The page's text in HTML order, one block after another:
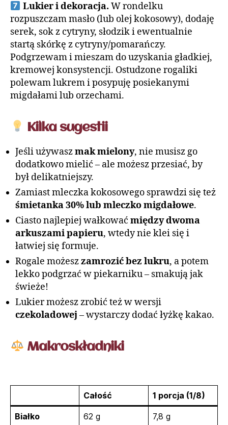
Lukier i dekoracja. W rondelku
rozpuszczam masło (lub olej kokosowy), dodaję
serek, sok z cytryny, słodzik i ewentualnie
startą skórkę z cytryny/pomarańczy.
Podgrzewam i mieszam do uzyskania gładkiej,
kremowej konsystencji. Ostudzone rogaliki
polewam lukrem i posypuję posiekanymi
migdałami lub orzechami.
Kilka sugestii
Jeśli używaszmak mielony, nie musisz go
dodatkowo mielić – ale możesz przesiać, by
był delikatniejszy.
Zamiast mleczka kokosowego sprawdzi się też
śmietanka 30% lub mleczko migdałowe.
Ciasto najlepiej wałkować między dwoma
arkuszami papieru, wtedy nie klei się i
łatwiej się formuje.
Rogale możeszzamrozić bez lukru, a potem
lekko podgrzać w piekarniku – smakują jak
świeże!
Lukier możesz zrobić też w wersji
czekoladowej – wystarczy dodać łyżkę kakao.
Makroskładniki
Całość 1 porcja (1/8)
Białko 62 g 7,8 g